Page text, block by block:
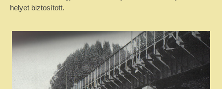
helyet biztosított.